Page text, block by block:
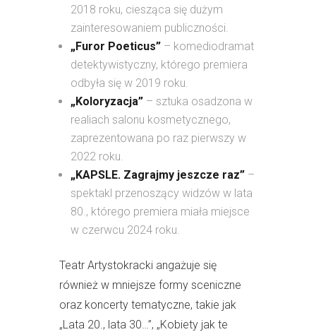
2018 roku, ciesząca się dużym
zainteresowaniem publiczności.
„Furor Poeticus” – komediodramat
detektywistyczny, którego premiera
odbyła się w 2019 roku.
„Koloryzacja” – sztuka osadzona w
realiach salonu kosmetycznego,
zaprezentowana po raz pierwszy w
2022 roku.
„KAPSLE. Zagrajmy jeszcze raz” –
spektakl przenoszący widzów w lata
80., którego premiera miała miejsce
w czerwcu 2024 roku.
Teatr Artystokracki angażuje się
również w mniejsze formy sceniczne
oraz koncerty tematyczne, takie jak
„Lata 20., lata 30…”, „Kobiety jak te